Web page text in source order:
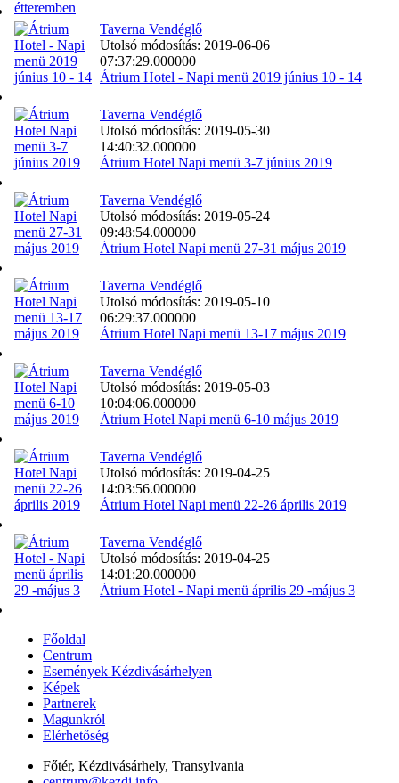
Taverna Vendéglő
Utolsó módosítás: 2019-06-06
07:37:29.000000
Átrium Hotel - Napi menü 2019 június 10 - 14
Taverna Vendéglő
Utolsó módosítás: 2019-05-30
14:40:32.000000
Átrium Hotel Napi menü 3-7 június 2019
Taverna Vendéglő
Utolsó módosítás: 2019-05-24
09:48:54.000000
Átrium Hotel Napi menü 27-31 május 2019
Taverna Vendéglő
Utolsó módosítás: 2019-05-10
06:29:37.000000
Átrium Hotel Napi menü 13-17 május 2019
Taverna Vendéglő
Utolsó módosítás: 2019-05-03
10:04:06.000000
Átrium Hotel Napi menü 6-10 május 2019
Taverna Vendéglő
Utolsó módosítás: 2019-04-25
14:03:56.000000
Átrium Hotel Napi menü 22-26 április 2019
Taverna Vendéglő
Utolsó módosítás: 2019-04-25
14:01:20.000000
Átrium Hotel - Napi menü április 29 -május 3
Főoldal
Centrum
Események Kézdivásárhelyen
Képek
Partnerek
Magunkról
Elérhetőség
Főtér, Kézdivásárhely, Transylvania